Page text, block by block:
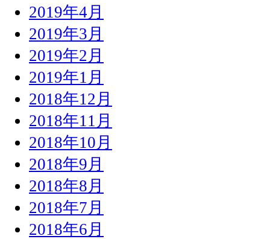
2019年4月
2019年3月
2019年2月
2019年1月
2018年12月
2018年11月
2018年10月
2018年9月
2018年8月
2018年7月
2018年6月